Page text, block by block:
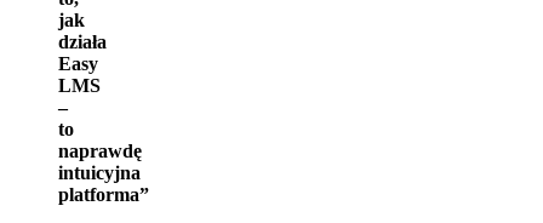
jak
działa
Easy
LMS
–
to
naprawdę
intuicyjna
platforma”